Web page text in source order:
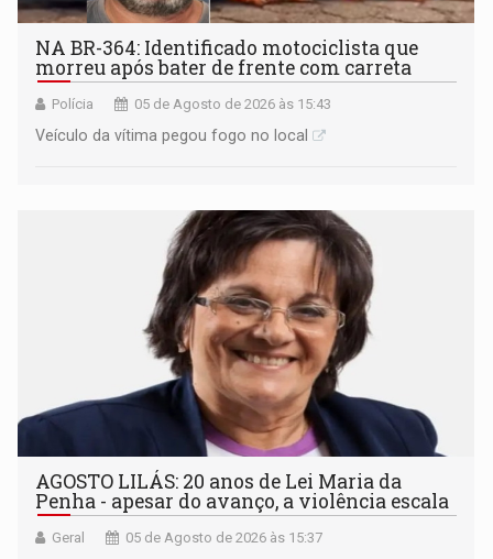
NA BR-364: Identificado motociclista que
morreu após bater de frente com carreta
Polícia 05 de Agosto de 2026 às 15:43
Veículo da vítima pegou fogo no local
AGOSTO LILÁS: 20 anos de Lei Maria da
Penha - apesar do avanço, a violência escala
Geral 05 de Agosto de 2026 às 15:37